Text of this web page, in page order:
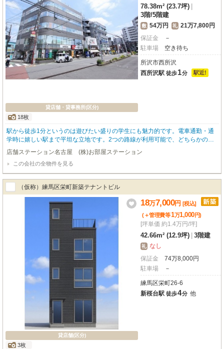
貸店舗・貸事務所(区分)
18枚
78.38m² (23.7坪)
3階/5階建
敷 54万円 礼 21万7,800円
保証金
－
駐車場
空き待ち
所沢市西所沢
西所沢駅 徒歩1分 駅近!
駅から徒歩1分というのは遊びたい盛りの学生にも魅力的です。電車通勤・通
学時に嬉しい駅まで平坦な立地です。2つの路線が利用可能で、どちらかの路
線にトラブルがあっても別ルートが使えます。
店舗ステーション名古屋 (株)お部屋ステーション
この会社の全物件を見る
（仮称）練馬区栄町新築テナントビル
貸店舗(区分)
3枚
18万7,000円 [税込]
(＋管理費等1万1,000円)
[坪単価 約1.4万円/坪]
42.66m² (12.9坪) 3階建
礼 なし
保証金
74万8,000円
駐車場
－
練馬区栄町26-6
新桜台駅 徒歩4分 他